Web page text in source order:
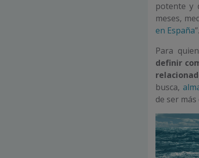
potente y
meses,
en España”.
Para
definir
busca,
de ser